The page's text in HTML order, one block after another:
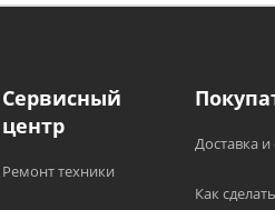
Сервисный
центр
Ремонт техники
Доставка и
Как